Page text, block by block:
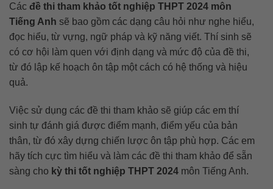
Các đề thi tham khảo tốt nghiệp THPT 2024 môn
Tiếng Anh sẽ bao gồm các dạng câu hỏi như nghe hiểu,
đọc hiểu, từ vựng, ngữ pháp và kỹ năng viết. Thí sinh sẽ
có cơ hội làm quen với định dạng và mức độ của đề thi,
từ đó lập kế hoạch ôn tập một cách có hệ thống và hiệu
quả.
Việc sử dụng các đề thi tham khảo sẽ giúp các em thí
sinh tự đánh giá được điểm mạnh, điểm yếu của bản
thân, từ đó xây dựng chiến lược ôn tập phù hợp. Các em
hãy tích cực tìm hiểu và làm các đề thi tham khảo để sẵn
sàng cho kỳ thi tốt nghiệp THPT 2024 môn Tiếng Anh.